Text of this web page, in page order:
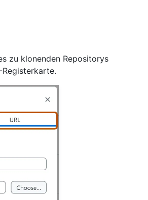
zu klonenden Repositorys